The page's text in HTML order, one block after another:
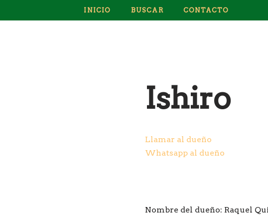
INICIO BUSCAR CONTACTO
Ishiro
Llamar al dueño
Whatsapp al dueño
Nombre del dueño: Raquel